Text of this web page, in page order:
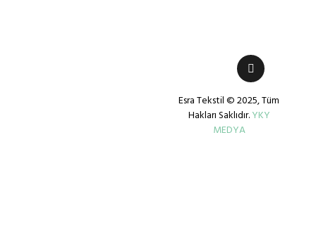
Esra Tekstil © 2025, Tüm
Hakları Saklıdır.YKY
MEDYA